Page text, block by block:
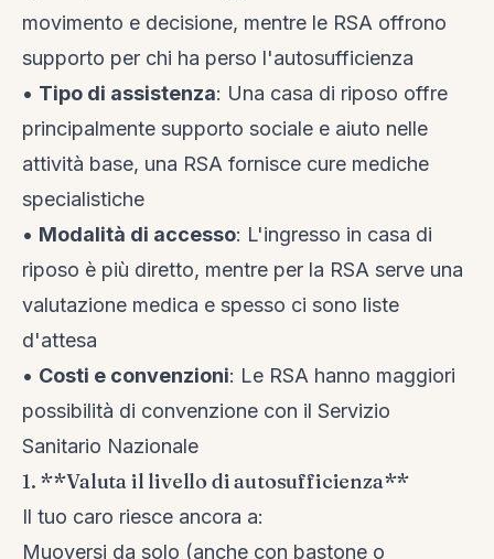
movimento e decisione, mentre le RSA offrono
supporto per chi ha perso l'autosufficienza
• Tipo di assistenza: Una casa di riposo offre
principalmente supporto sociale e aiuto nelle
attività base, una RSA fornisce cure mediche
specialistiche
• Modalità di accesso: L'ingresso in casa di
riposo è più diretto, mentre per la RSA serve una
valutazione medica e spesso ci sono liste
d'attesa
• Costi e convenzioni: Le RSA hanno maggiori
possibilità di convenzione con il Servizio
Sanitario Nazionale
1. **Valuta il livello di autosufficienza**
Il tuo caro riesce ancora a:
Muoversi da solo (anche con bastone o